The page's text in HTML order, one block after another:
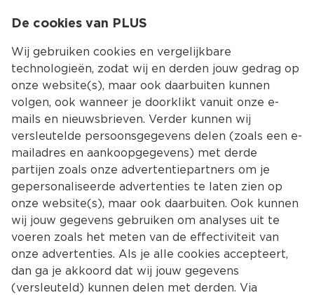
Kies jouw
Terug Producten
De cookies van PLUS
Wij gebruiken cookies en vergelijkbare
technologieën, zodat wij en derden jouw gedrag op
onze website(s), maar ook daarbuiten kunnen
volgen, ook wanneer je doorklikt vanuit onze e-
mails en nieuwsbrieven. Verder kunnen wij
versleutelde persoonsgegevens delen (zoals een e-
mailadres en aankoopgegevens) met derde
partijen zoals onze advertentiepartners om je
gepersonaliseerde advertenties te laten zien op
onze website(s), maar ook daarbuiten. Ook kunnen
wij jouw gegevens gebruiken om analyses uit te
voeren zoals het meten van de effectiviteit van
onze advertenties. Als je alle cookies accepteert,
dan ga je akkoord dat wij jouw gegevens
(versleuteld) kunnen delen met derden. Via